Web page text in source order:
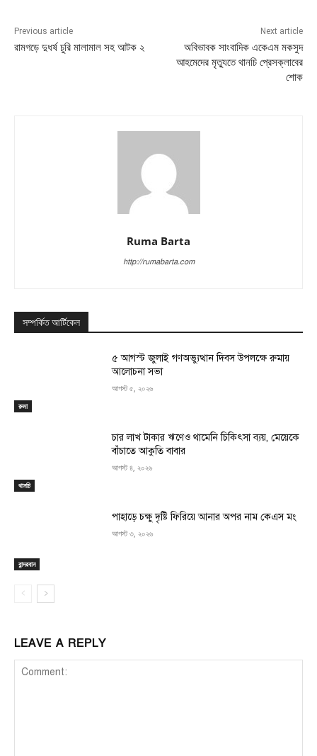
Previous article
রামগড়ে দুধর্ষ চুরি মালামাল সহ আটক ২
Next article
অবিভাবক সাংবাদিক একেএম মকসুদ
আহমেদের মৃত্যুতে থানচি প্রেসক্লাবের
শোক
Ruma Barta
http://rumabarta.com
সম্পর্কিত আর্টিকেল
রুমা
৫ আগস্ট জুলাই গণঅভ্যুত্থান দিবস উপলক্ষে রুমায়
আলোচনা সভা
আগস্ট ৫, ২০২৬
থানচি
চার লাখ টাকার ঋণেও থামেনি চিকিৎসা ব্যয়, মেয়েকে
বাঁচাতে আকুতি বাবার
আগস্ট ৪, ২০২৬
বান্দরবান
পাহাড়ে চক্ষু দৃষ্টি ফিরিয়ে আনার অপর নাম কেএস মং
আগস্ট ৩, ২০২৬
LEAVE A REPLY